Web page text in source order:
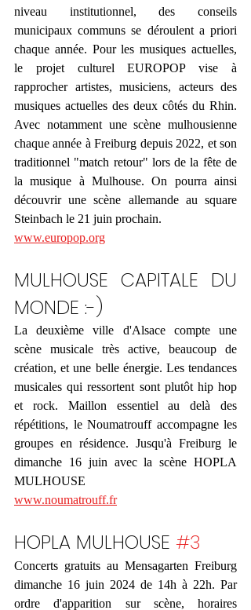
niveau institutionnel, des conseils
municipaux communs se déroulent a priori
chaque année. Pour les musiques actuelles,
le projet culturel EUROPOP vise à
rapprocher artistes, musiciens, acteurs des
musiques actuelles des deux côtés du Rhin.
Avec notamment une scène mulhousienne
chaque année à Freiburg depuis 2022, et son
traditionnel "match retour" lors de la fête de
la musique à Mulhouse. On pourra ainsi
découvrir une scène allemande au square
Steinbach le 21 juin prochain.
www.europop.org
MULHOUSE CAPITALE DU
MONDE :-)
La deuxième ville d'Alsace compte une
scène musicale très active, beaucoup de
création, et une belle énergie. Les tendances
musicales qui ressortent sont plutôt hip hop
et rock. Maillon essentiel au delà des
répétitions, le Noumatrouff accompagne les
groupes en résidence. Jusqu'à Freiburg le
dimanche 16 juin avec la scène HOPLA
MULHOUSE
www.noumatrouff.fr
HOPLA MULHOUSE #3
Concerts gratuits au Mensagarten Freiburg
dimanche 16 juin 2024 de 14h à 22h. Par
ordre d'apparition sur scène, horaires